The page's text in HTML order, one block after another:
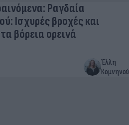
Ραγδαία
Ισχυρές βροχές και
βόρεια ορεινά
Έλλη
Κομνηνού